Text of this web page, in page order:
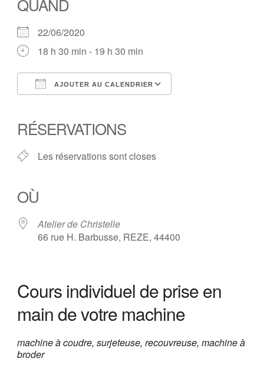
22/06/2020
18 h 30 min - 19 h 30 min
AJOUTER AU CALENDRIER
RÉSERVATIONS
Les réservations sont closes
OÙ
Atelier de Christelle
66 rue H. Barbusse, REZE, 44400
Cours individuel de prise en
main de votre machine
machine à coudre, surjeteuse, recouvreuse, machine à
broder